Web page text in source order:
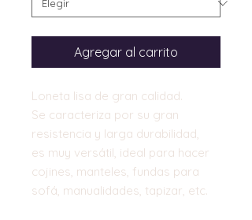
Agregar al carrito
Loneta lisa de gran calidad.
Se caracteriza por su gran
resistencia y larga durabilidad,
es muy versátil, ideal para hacer
cojines, manteles, fundas para
sofá, manualidades, tapizar, etc.